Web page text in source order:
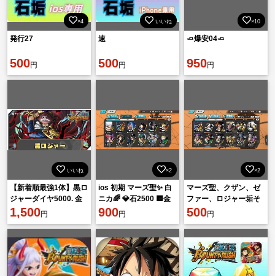
×4
発行27
500円
いいね
速
500円
×10
🧈爆安04🧈
950円
いいね
【新着順最強1体】黒ロ
ジャーダイヤ5000. 金
欠片1600機種IOS
1,500円
×2
ios 初期 マーズ聖✨ 白
ニカ🌈 💎‪‪‬石2500 🟨金
欠片800
900円
×2
マーズ聖、クザン、ゼ
ファー、ロジャー垢そ
の他限定キャラ多数垢
500円